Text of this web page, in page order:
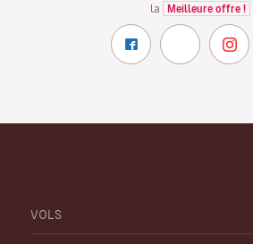
la
Meilleure offre !
VOLS